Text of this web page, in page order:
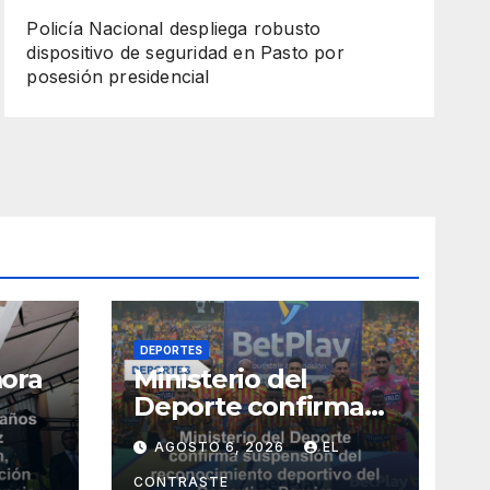
Policía Nacional despliega robusto
dispositivo de seguridad en Pasto por
posesión presidencial
DEPORTES
Ministerio del
Deporte confirma
suspensión del
reconocimiento
AGOSTO 6, 2026 EL
CONTRASTE